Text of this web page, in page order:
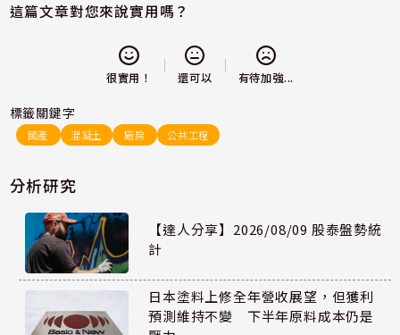
這篇文章對您來說實用嗎？
很實用！ 還可以 有待加強...
標籤關鍵字
國產 混凝土 廠房 公共工程
分析研究
【達人分享】2026/08/09 股泰盤勢統
計
日本塗料上修全年營收展望，但獲利
預測維持不變 下半年原料成本仍是